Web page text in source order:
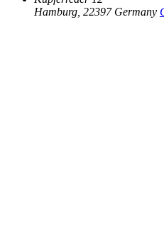
Hamburg 22397 Germany